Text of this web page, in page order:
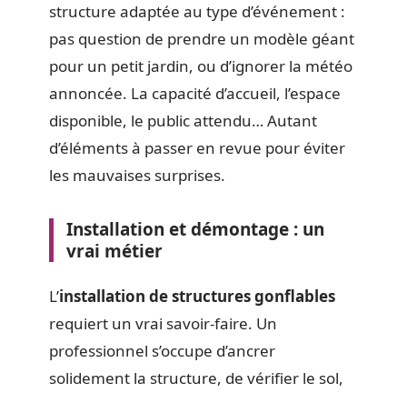
structure adaptée au type d’événement :
pas question de prendre un modèle géant
pour un petit jardin, ou d’ignorer la météo
annoncée. La capacité d’accueil, l’espace
disponible, le public attendu… Autant
d’éléments à passer en revue pour éviter
les mauvaises surprises.
Installation et démontage : un
vrai métier
L’installation de structures gonflables
requiert un vrai savoir-faire. Un
professionnel s’occupe d’ancrer
solidement la structure, de vérifier le sol,